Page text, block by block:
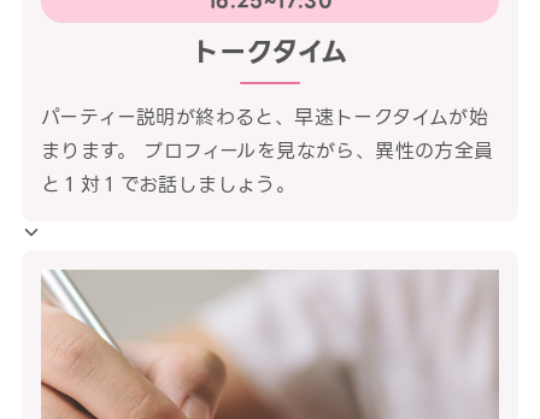
トークタイム
パーティー説明が終わると、早速トークタイムが始
まります。 プロフィールを見ながら、異性の方全員
と１対１でお話しましょう。